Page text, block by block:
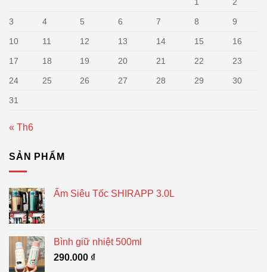
1
2
3 4 5 6 7 8 9
10 11 12 13 14 15 16
17 18 19 20 21 22 23
24 25 26 27 28 29 30
31
« Th6
SẢN PHẨM
Ấm Siêu Tốc SHIRAPP 3.0L
Bình giữ nhiệt 500ml
290.000 ₫